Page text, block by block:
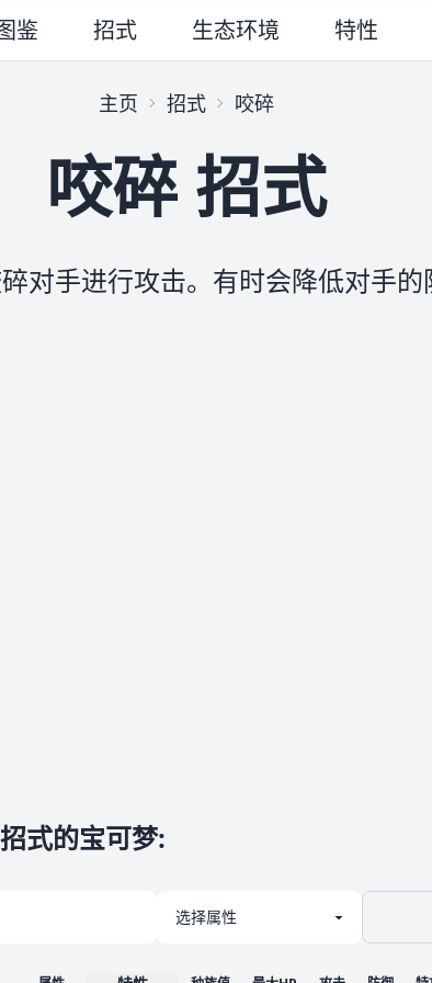
鉴 招式 生态环境 特性
主页 招式 咬碎
咬碎 招式
对手进行攻击。有时会降低对手的
式的宝可梦: